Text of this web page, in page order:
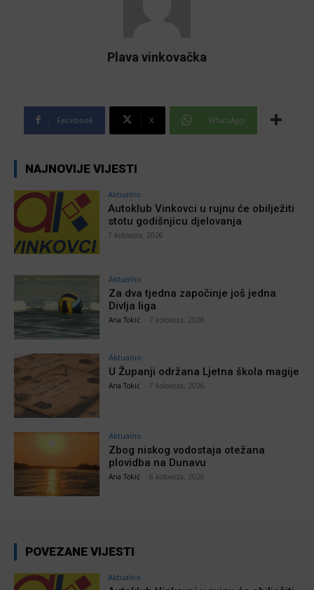
Plava vinkovačka
Facebook X WhatsApp
NAJNOVIJE VIJESTI
Aktualno
Autoklub Vinkovci u rujnu će obilježiti
stotu godišnjicu djelovanja
7 kolovoza, 2026
Aktualno
Za dva tjedna započinje još jedna
Divlja liga
Ana Tokić 7 kolovoza, 2026
Aktualno
U Županji održana Ljetna škola magije
Ana Tokić 7 kolovoza, 2026
Aktualno
Zbog niskog vodostaja otežana
plovidba na Dunavu
Ana Tokić 6 kolovoza, 2026
POVEZANE VIJESTI
Aktualno